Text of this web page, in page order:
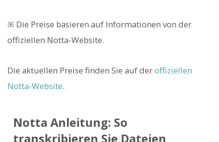
※ Die Preise basieren auf Informationen von der
offiziellen Notta-Website.
Die aktuellen Preise finden Sie auf deroffiziellen
Notta-Website.
Notta Anleitung: So
transkribieren Sie Dateien